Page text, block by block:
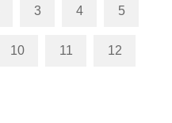
3 4 5
10 11 12